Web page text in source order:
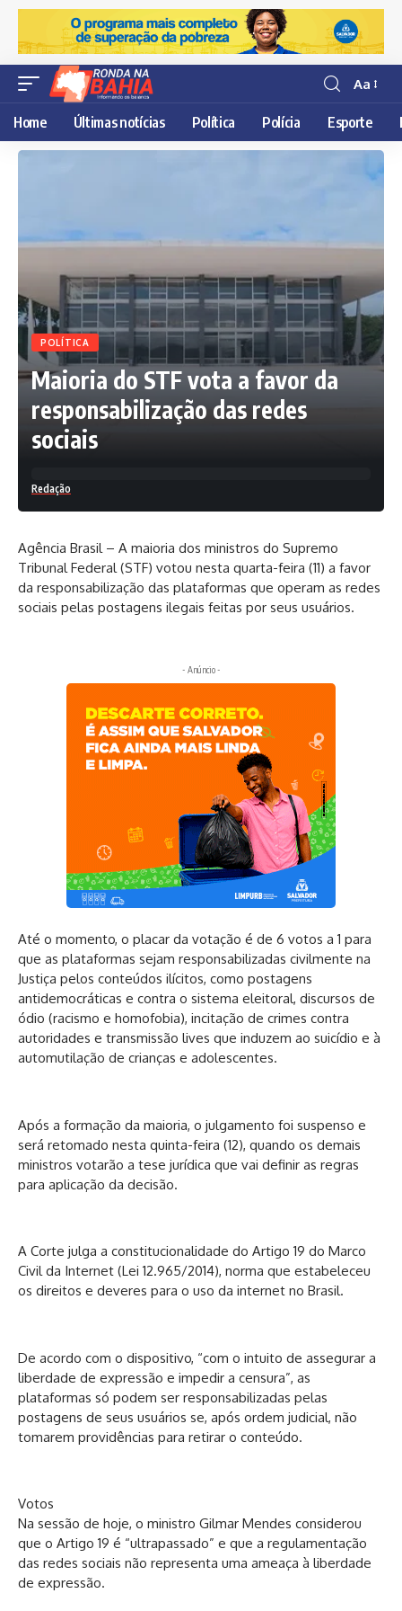
Resisor
de
fonte
Aa
Home Últimas notícias Política Polícia Esporte
POLÍTICA
Maioria do STF vota a favor da
responsabilização das redes
sociais
Redação
Agência Brasil – A maioria dos ministros do Supremo
Tribunal Federal (STF) votou nesta quarta-feira (11) a favor
da responsabilização das plataformas que operam as redes
sociais pelas postagens ilegais feitas por seus usuários.
- Anúncio -
Até o momento, o placar da votação é de 6 votos a 1 para
que as plataformas sejam responsabilizadas civilmente na
Justiça pelos conteúdos ilícitos, como postagens
antidemocráticas e contra o sistema eleitoral, discursos de
ódio (racismo e homofobia), incitação de crimes contra
autoridades e transmissão lives que induzem ao suicídio e à
automutilação de crianças e adolescentes.
Após a formação da maioria, o julgamento foi suspenso e
será retomado nesta quinta-feira (12), quando os demais
ministros votarão a tese jurídica que vai definir as regras
para aplicação da decisão.
A Corte julga a constitucionalidade do Artigo 19 do Marco
Civil da Internet (Lei 12.965/2014), norma que estabeleceu
os direitos e deveres para o uso da internet no Brasil.
De acordo com o dispositivo, “com o intuito de assegurar a
liberdade de expressão e impedir a censura”, as
plataformas só podem ser responsabilizadas pelas
postagens de seus usuários se, após ordem judicial, não
tomarem providências para retirar o conteúdo.
Votos
Na sessão de hoje, o ministro Gilmar Mendes considerou
que o Artigo 19 é “ultrapassado” e que a regulamentação
das redes sociais não representa uma ameaça à liberdade
de expressão.